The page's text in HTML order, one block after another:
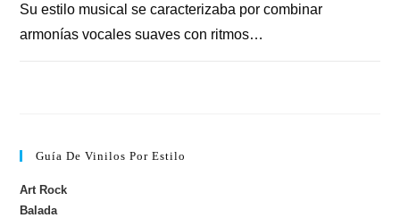
Su estilo musical se caracterizaba por combinar
armonías vocales suaves con ritmos…
Guía De Vinilos Por Estilo
Art Rock
Balada